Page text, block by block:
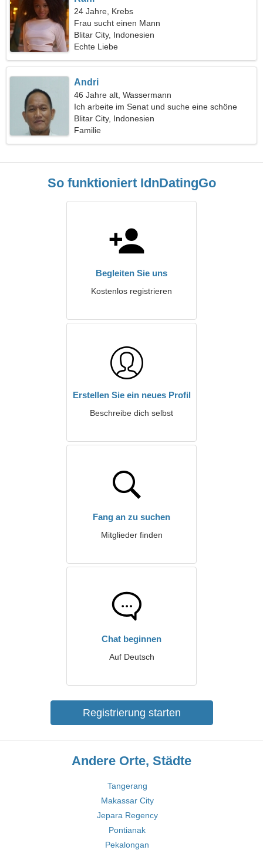
24 Jahre, Krebs
Frau sucht einen Mann
Blitar City, Indonesien
Echte Liebe
Andri
46 Jahre alt, Wassermann
Ich arbeite im Senat und suche eine schöne
Frau
Blitar City, Indonesien
Familie
So funktioniert IdnDatingGo
Begleiten Sie uns
Kostenlos registrieren
Erstellen Sie ein neues Profil
Beschreibe dich selbst
Fang an zu suchen
Mitglieder finden
Chat beginnen
Auf Deutsch
Registrierung starten
Andere Orte, Städte
Tangerang
Makassar City
Jepara Regency
Pontianak
Pekalongan